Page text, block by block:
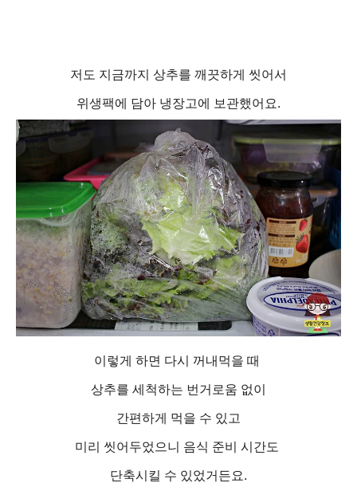
저 도 지금까지 상추를 깨끗하게 씻어서
위생팩에 담아 냉장고에 보관했어요.
이렇게 하면 다시 꺼내먹을 때
상추를 세척하는 번거로움 없이
간편하게 먹을 수 있고
미리 씻어두었으니 음식 준비 시간도
단축시킬 수 있었거든요.